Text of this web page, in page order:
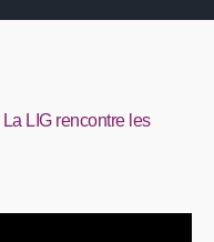
La LIG rencontre les